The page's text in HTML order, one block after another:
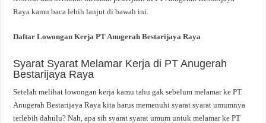
Raya kamu baca lebih lanjut di bawah ini.
Daftar Lowongan Kerja PT Anugerah Bestarijaya Raya
Syarat Syarat Melamar Kerja di PT Anugerah
Bestarijaya Raya
Setelah melihat lowongan kerja kamu tahu gak sebelum melamar ke PT
Anugerah Bestarijaya Raya kita harus memenuhi syarat syarat umumnya
terlebih dahulu? Nah, apa sih syarat syarat umum untuk melamar ke PT